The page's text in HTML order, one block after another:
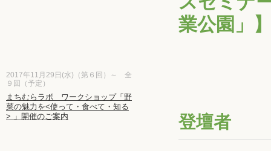
業公園」
登壇者
2017年11月29日(水)（第６回）～ 全
９回（予定）
まちむらラボ ワークショップ「野
菜の魅力を<使って・食べて・知る
> 」開催のご案内